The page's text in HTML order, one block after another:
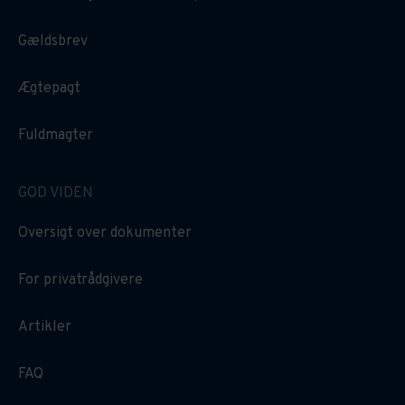
Gældsbrev
Ægtepagt
Fuldmagter
GOD VIDEN
Oversigt over dokumenter
For privatrådgivere
Artikler
FAQ